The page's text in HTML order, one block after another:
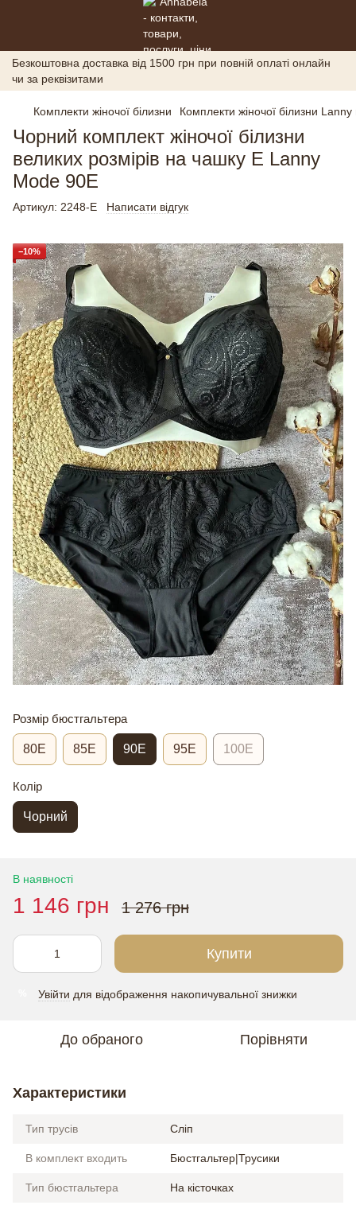
Безкоштовна доставка від 1500 грн при повній оплаті онлайн
чи за реквізитами
Комплекти жіночої білизни Комплекти жіночої білизни
Чорний комплект жіночої білизни
великих розмірів на чашку Е Lanny
Mode 90E
Артикул: 2248-E Написати відгук
−10%
Розмір бюстгальтера
80E 85E 90E 95E 100E
Колір
Чорний
В наявності
1 146 грн 1 276 грн
Купити
Увійти для відображення накопичувальної знижки
До обраного Порівняти
Характеристики
Тип трусів Сліп
В комплект входить Бюстгальтер|Трусики
Тип бюстгальтера На кісточках